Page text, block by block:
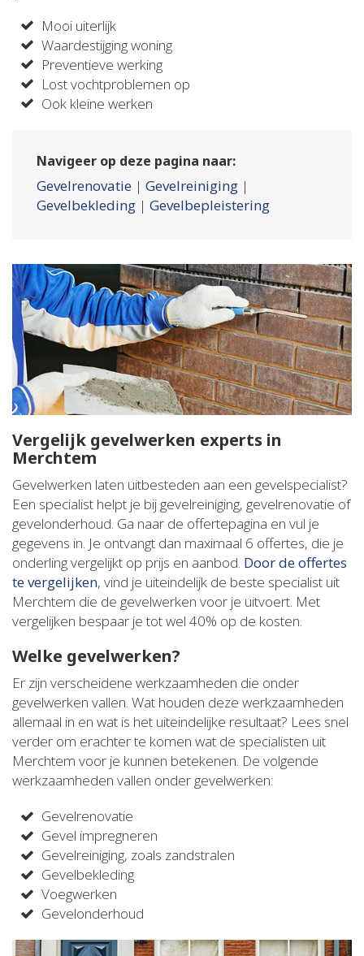
Mooi uiterlijk
Waardestijging woning
Preventieve werking
Lost vochtproblemen op
Ook kleine werken
Navigeer op deze pagina naar:
Gevelrenovatie | Gevelreiniging |
Gevelbekleding | Gevelbepleistering
Vergelijk gevelwerken experts in
Merchtem
Gevelwerken laten uitbesteden aan een gevelspecialist?
Een specialist helpt je bij gevelreiniging, gevelrenovatie of
gevelonderhoud. Ga naar de offertepagina en vul je
gegevens in. Je ontvangt dan maximaal 6 offertes, die je
onderling vergelijkt op prijs en aanbod. Door de offertes
te vergelijken, vind je uiteindelijk de beste specialist uit
Merchtem die de gevelwerken voor je uitvoert. Met
vergelijken bespaar je tot wel 40% op de kosten.
Welke gevelwerken?
Er zijn verscheidene werkzaamheden die onder
gevelwerken vallen. Wat houden deze werkzaamheden
allemaal in en wat is het uiteindelijke resultaat? Lees snel
verder om erachter te komen wat de specialisten uit
Merchtem voor je kunnen betekenen. De volgende
werkzaamheden vallen onder gevelwerken:
Gevelrenovatie
Gevel impregneren
Gevelreiniging, zoals zandstralen
Gevelbekleding
Voegwerken
Gevelonderhoud